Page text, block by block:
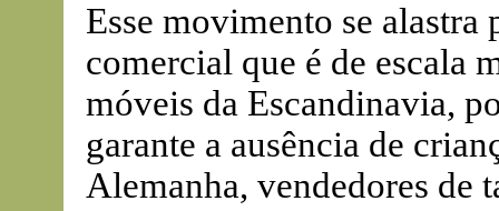
Esse movimento se alastra
comercial que é de escala
móveis da Escandinavia,
garante a ausência de
Alemanha, vendedores de